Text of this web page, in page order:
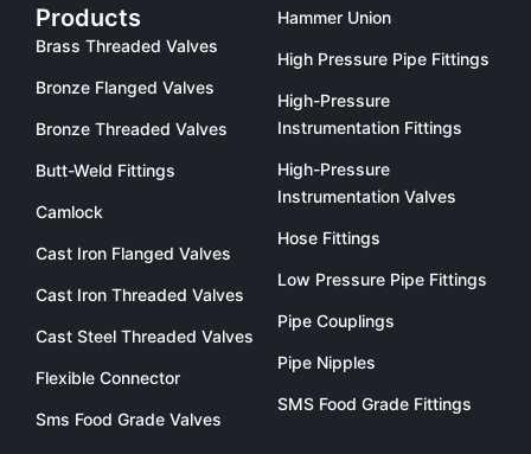
Products
Brass Threaded Valves
Bronze Flanged Valves
Bronze Threaded Valves
Butt-Weld Fittings
Camlock
Cast Iron Flanged Valves
Cast Iron Threaded Valves
Cast Steel Threaded Valves
Flexible Connector
Sms Food Grade Valves
Hammer Union
High Pressure Pipe Fittings
High-Pressure
Instrumentation Fittings
High-Pressure
Instrumentation Valves
Hose Fittings
Low Pressure Pipe Fittings
Pipe Couplings
Pipe Nipples
SMS Food Grade Fittings